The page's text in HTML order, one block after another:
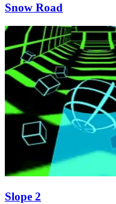
Snow Road
Slope 2